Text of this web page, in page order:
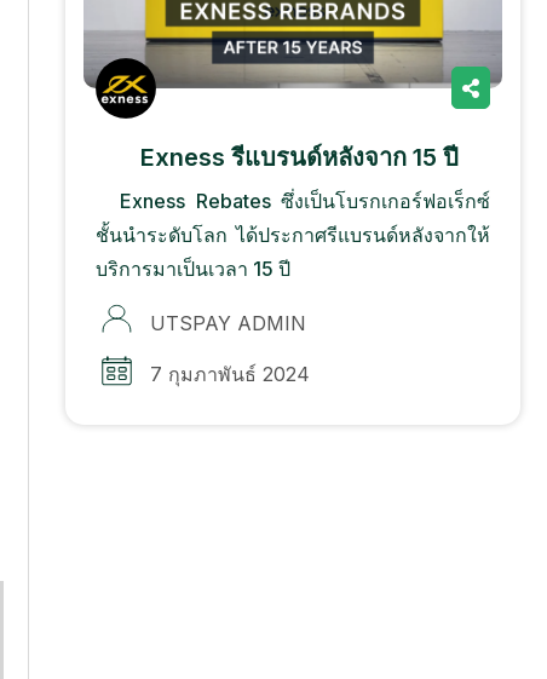
Exness รีแบรนด์หลังจาก 15 ปี
Exness Rebates ซึ่งเป็นโบรกเกอร์ฟอเร็กซ์
ชั้นนำระดับโลก ได้ประกาศรีแบรนด์หลังจากให้
บริการมาเป็นเวลา 15 ปี
UTSPAY ADMIN
7 กุมภาพันธ์ 2024